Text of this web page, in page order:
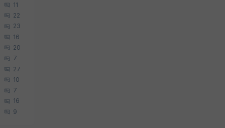
11
22
23
16
20
7
27
10
7
16
9